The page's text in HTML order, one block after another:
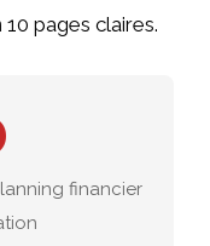
10 pages claires.
financier